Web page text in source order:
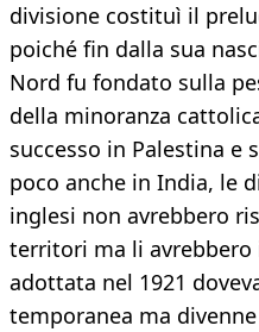
divisione costituì il
poiché fin dalla sua
Nord fu fondato sulla
della minoranza
successo in Palestina e
poco anche in India, le
inglesi non avrebbero
territori ma li avrebbero
adottata nel 1921
temporanea ma